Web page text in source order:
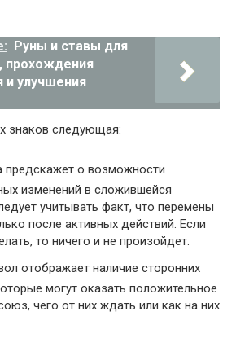
Руны и ставы для
прохождения
и улучшения
знаков следующая:
предскажет о возможности
изменений в сложившейся
учитывать факт, что перемены
после активных действий. Если
то ничего и не произойдет.
отображает наличие сторонних
могут оказать положительное
чего от них ждать или как на них